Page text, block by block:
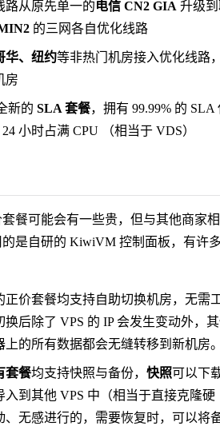
路从原先单一的电信 CN2 GIA 升级到
的三网各自优化线路
华、纽约等非热门机房接入优化线路
房
新的 SLA 套餐，拥有 99.99% 的 SLA
小时占满 CPU （相当于 VDS）
餐可能会有一些贵，但与其他商家相
的是自研的 KiwiVM 控制面板，有许
正价套餐均支持自助切换机房，无需
后除了 VPS 的 IP 会发生变动外，
上的所有数据都会无缝转移到新机房
套餐均支持快照与备份， 快照可以下
入到其他 VPS 中（相当于直接克隆硬
、无感进行的，需要恢复时，可以将